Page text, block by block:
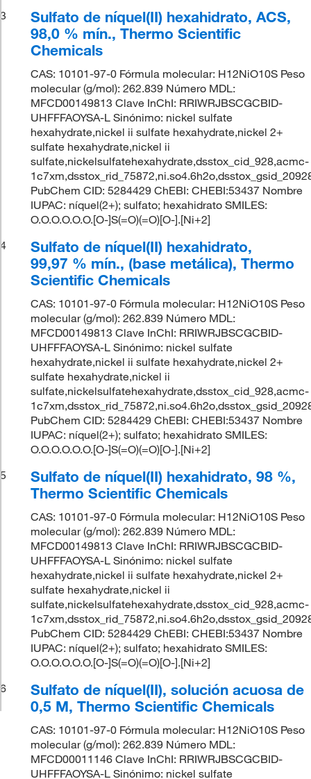
3
Sulfato de níquel(II) hexahidrato, ACS,
98,0 % mín., Thermo Scientific
Chemicals
CAS: 10101-97-0 Fórmula molecular: H12NiO10S Peso
molecular (g/mol): 262.839 Número MDL:
MFCD00149813 Clave InChI: RRIWRJBSCGCBID-
UHFFFAOYSA-L Sinónimo: nickel sulfate
hexahydrate,nickel ii sulfate hexahydrate,nickel 2+
sulfate hexahydrate,nickel ii
sulfate,nickelsulfatehexahydrate,dsstox_cid_928,acmc-
PubChem CID: 5284429 ChEBI: CHEBI:53437 Nombre
IUPAC: níquel(2+); sulfato; hexahidrato SMILES:
O.O.O.O.O.O.[O-]S(=O)(=O)[O-].[Ni+2]
4
Sulfato de níquel(II) hexahidrato,
99,97 % mín., (base metálica), Thermo
Scientific Chemicals
CAS: 10101-97-0 Fórmula molecular: H12NiO10S Peso
molecular (g/mol): 262.839 Número MDL:
MFCD00149813 Clave InChI: RRIWRJBSCGCBID-
UHFFFAOYSA-L Sinónimo: nickel sulfate
hexahydrate,nickel ii sulfate hexahydrate,nickel 2+
sulfate hexahydrate,nickel ii
sulfate,nickelsulfatehexahydrate,dsstox_cid_928,acmc-
PubChem CID: 5284429 ChEBI: CHEBI:53437 Nombre
IUPAC: níquel(2+); sulfato; hexahidrato SMILES:
O.O.O.O.O.O.[O-]S(=O)(=O)[O-].[Ni+2]
5
Sulfato de níquel(II) hexahidrato, 98 %,
Thermo Scientific Chemicals
CAS: 10101-97-0 Fórmula molecular: H12NiO10S Peso
molecular (g/mol): 262.839 Número MDL:
MFCD00149813 Clave InChI: RRIWRJBSCGCBID-
UHFFFAOYSA-L Sinónimo: nickel sulfate
hexahydrate,nickel ii sulfate hexahydrate,nickel 2+
sulfate hexahydrate,nickel ii
sulfate,nickelsulfatehexahydrate,dsstox_cid_928,acmc-
PubChem CID: 5284429 ChEBI: CHEBI:53437 Nombre
IUPAC: níquel(2+); sulfato; hexahidrato SMILES:
O.O.O.O.O.O.[O-]S(=O)(=O)[O-].[Ni+2]
6
Sulfato de níquel(II), solución acuosa de
0,5 M, Thermo Scientific Chemicals
CAS: 10101-97-0 Fórmula molecular: H12NiO10S Peso
molecular (g/mol): 262.839 Número MDL:
MFCD00011146 Clave InChI: RRIWRJBSCGCBID-
UHFFFAOYSA-L Sinónimo: nickel sulfate